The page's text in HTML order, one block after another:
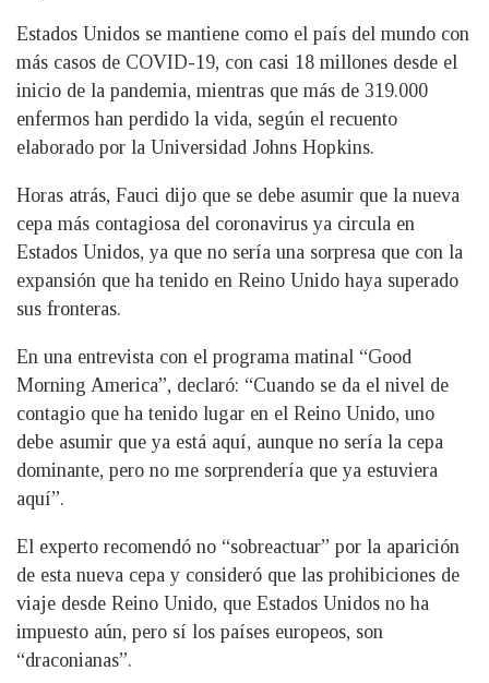
Estados Unidos se mantiene como el país del mundo con
más casos de COVID-19, con casi 18 millones desde el
inicio de la pandemia, mientras que más de 319.000
enfermos han perdido la vida, según el recuento
elaborado por la Universidad Johns Hopkins.
Horas atrás, Fauci dijo que se debe asumir que la nueva
cepa más contagiosa del coronavirus ya circula en
Estados Unidos, ya que no sería una sorpresa que con la
expansión que ha tenido en Reino Unido haya superado
sus fronteras.
En una entrevista con el programa matinal “Good
Morning America”, declaró: “Cuando se da el nivel de
contagio que ha tenido lugar en el Reino Unido, uno
debe asumir que ya está aquí, aunque no sería la cepa
dominante, pero no me sorprendería que ya estuviera
aquí”.
El experto recomendó no “sobreactuar” por la aparición
de esta nueva cepa y consideró que las prohibiciones de
viaje desde Reino Unido, que Estados Unidos no ha
impuesto aún, pero sí los países europeos, son
“draconianas”.